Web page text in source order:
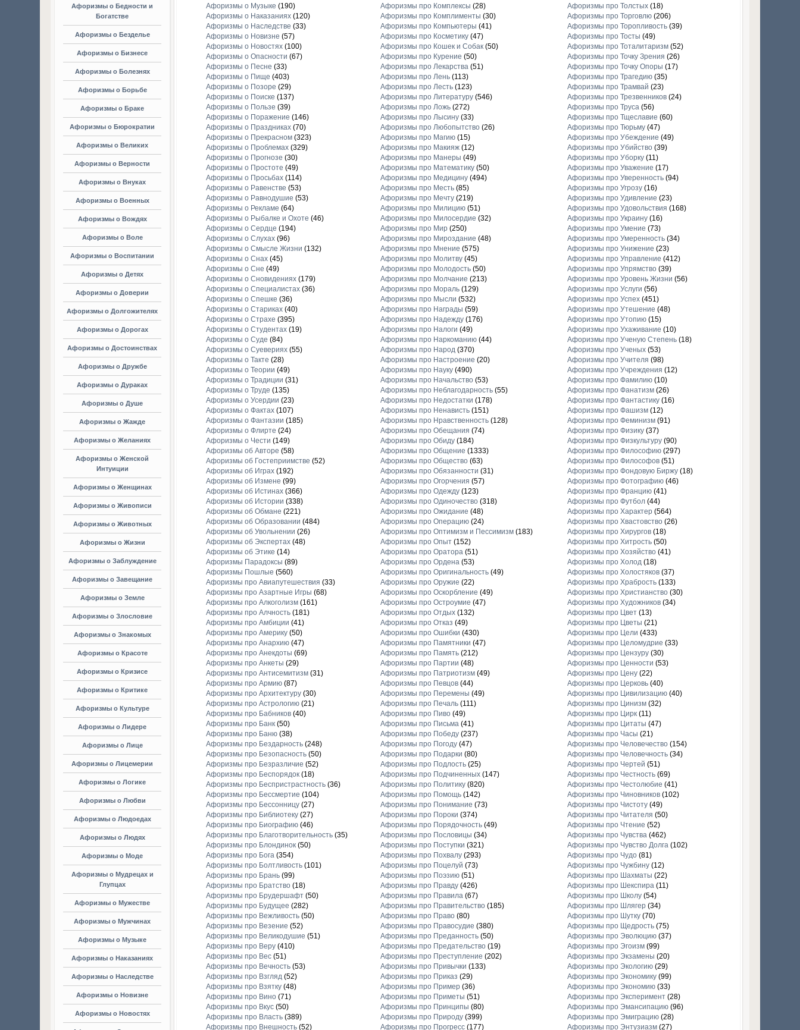
Афоризмы о Бедности и
Богатстве
Афоризмы о Безделье
Афоризмы о Бизнесе
Афоризмы о Болезнях
Афоризмы о Борьбе
Афоризмы о Браке
Афоризмы о Бюрократии
Афоризмы о Великих
Афоризмы о Верности
Афоризмы о Внуках
Афоризмы о Военных
Афоризмы о Вождях
Афоризмы о Воле
Афоризмы о Воспитании
Афоризмы о Детях
Афоризмы о Доверии
Афоризмы о Долгожителях
Афоризмы о Дорогах
Афоризмы о Достоинствах
Афоризмы о Дружбе
Афоризмы о Дураках
Афоризмы о Душе
Афоризмы о Жажде
Афоризмы о Желаниях
Афоризмы о Женской
Интуиции
Афоризмы о Женщинах
Афоризмы о Живописи
Афоризмы о Животных
Афоризмы о Жизни
Афоризмы о Заблуждение
Афоризмы о Завещание
Афоризмы о Земле
Афоризмы о Злословие
Афоризмы о Знакомых
Афоризмы о Красоте
Афоризмы о Кризисе
Афоризмы о Критике
Афоризмы о Культуре
Афоризмы о Лидере
Афоризмы о Лице
Афоризмы о Лицемерии
Афоризмы о Логике
Афоризмы о Любви
Афоризмы о Людоедах
Афоризмы о Людях
Афоризмы о Моде
Афоризмы о Мудрецах и
Глупцах
Афоризмы о Мужестве
Афоризмы о Мужчинах
Афоризмы о Музыке
Афоризмы о Наказаниях
Афоризмы о Наследстве
Афоризмы о Новизне
Афоризмы о Новостях
Афоризмы о Музыке (190)
Афоризмы о Наказаниях(120)
Афоризмы о Наследстве (33)
Афоризмы о Новизне (57)
Афоризмы о Новостях(100)
Афоризмы о Опасности (67)
Афоризмы о Песне (33)
Афоризмы о Пище (403)
Афоризмы о Позоре (29)
Афоризмы о Поиске (137)
Афоризмы о Пользе (39)
Афоризмы о Поражение (146)
Афоризмы о Праздниках(70)
Афоризмы о Прекрасном(323)
Афоризмы о Проблемах(329)
Афоризмы о Прогнозе (30)
Афоризмы о Простоте (49)
Афоризмы о Просьбах(114)
Афоризмы о Равенстве (53)
Афоризмы о Равнодушие (53)
Афоризмы о Рекламе (64)
Афоризмы о Рыбалке и Охоте (46)
Афоризмы о Сердце (194)
Афоризмы о Слухах(96)
Афоризмы о Смысле Жизни (132)
Афоризмы о Снах(45)
Афоризмы о Сне (49)
Афоризмы о Сновидениях(179)
Афоризмы о Специалистах(36)
Афоризмы о Спешке (36)
Афоризмы о Стариках(40)
Афоризмы о Страхе (395)
Афоризмы о Студентах(19)
Афоризмы о Суде (84)
Афоризмы о Суевериях(55)
Афоризмы о Такте (28)
Афоризмы о Теории (49)
Афоризмы о Традиции (31)
Афоризмы о Труде (135)
Афоризмы о Усердии (23)
Афоризмы о Фактах(107)
Афоризмы о Фантазии (185)
Афоризмы о Флирте (24)
Афоризмы о Чести (149)
Афоризмы об Авторе (58)
Афоризмы об Гостеприимстве (52)
Афоризмы об Играх(192)
Афоризмы об Измене (99)
Афоризмы об Истинах(366)
Афоризмы об Истории (338)
Афоризмы об Обмане (221)
Афоризмы об Образовании (484)
Афоризмы об Увольнении (26)
Афоризмы об Экспертах(48)
Афоризмы об Этике (14)
Афоризмы Парадоксы (89)
Афоризмы Пошлые (560)
Афоризмы про Авиапутешествия (33)
Афоризмы про Азартные Игры (68)
Афоризмы про Алкоголизм(161)
Афоризмы про Алчность(181)
Афоризмы про Амбиции (41)
Афоризмы про Америку(50)
Афоризмы про Анархию(47)
Афоризмы про Анекдоты (69)
Афоризмы про Анкеты (29)
Афоризмы про Антисемитизм(31)
Афоризмы про Армию(87)
Афоризмы про Архитектуру(30)
Афоризмы про Астрологию(21)
Афоризмы про Бабников(40)
Афоризмы про Банк(50)
Афоризмы про Баню(38)
Афоризмы про Бездарность(248)
Афоризмы про Безопасность(50)
Афоризмы про Безразличие (52)
Афоризмы про Беспорядок(18)
Афоризмы про Беспристрастность(36)
Афоризмы про Бессмертие (104)
Афоризмы про Бессонницу(27)
Афоризмы про Библиотеку(27)
Афоризмы про Биографию(46)
Афоризмы про Благотворительность(35)
Афоризмы про Блондинок(50)
Афоризмы про Бога(354)
Афоризмы про Болтливость(101)
Афоризмы про Брань(99)
Афоризмы про Братство(18)
Афоризмы про Брудершафт(50)
Афоризмы про Будущее (282)
Афоризмы про Вежливость(50)
Афоризмы про Везение (52)
Афоризмы про Великодушие (51)
Афоризмы про Веру(410)
Афоризмы про Вес(51)
Афоризмы про Вечность(53)
Афоризмы про Взгляд(52)
Афоризмы про Взятку(48)
Афоризмы про Вино(71)
Афоризмы про Вкус(50)
Афоризмы про Власть(389)
Афоризмы про Внешность(52)
Афоризмы про Комплексы (28)
Афоризмы про Комплименты (30)
Афоризмы про Компьютеры (41)
Афоризмы про Косметику(47)
Афоризмы про Кошек и Собак(50)
Афоризмы про Курение (50)
Афоризмы про Лекарства(51)
Афоризмы про Лень(113)
Афоризмы про Лесть(123)
Афоризмы про Литературу(546)
Афоризмы про Ложь(272)
Афоризмы про Лысину(33)
Афоризмы про Любопытство(26)
Афоризмы про Магию(15)
Афоризмы про Макияж(12)
Афоризмы про Манеры (49)
Афоризмы про Математику(50)
Афоризмы про Медицину(494)
Афоризмы про Месть(85)
Афоризмы про Мечту(219)
Афоризмы про Милицию(51)
Афоризмы про Милосердие (32)
Афоризмы про Мир(250)
Афоризмы про Мироздание (48)
Афоризмы про Мнение (575)
Афоризмы про Молитву(45)
Афоризмы про Молодость(50)
Афоризмы про Молчание (213)
Афоризмы про Мораль(129)
Афоризмы про Мысли (532)
Афоризмы про Награды (59)
Афоризмы про Надежду(176)
Афоризмы про Налоги (49)
Афоризмы про Наркоманию(44)
Афоризмы про Народ(370)
Афоризмы про Настроение (20)
Афоризмы про Науку(490)
Афоризмы про Начальство(53)
Афоризмы про Неблагодарность(55)
Афоризмы про Недостатки (178)
Афоризмы про Ненависть(151)
Афоризмы про Нравственность(128)
Афоризмы про Обещания (74)
Афоризмы про Обиду(184)
Афоризмы про Общение (1333)
Афоризмы про Общество(63)
Афоризмы про Обязанности (31)
Афоризмы про Огорчения (57)
Афоризмы про Одежду(123)
Афоризмы про Одиночество(318)
Афоризмы про Ожидание (48)
Афоризмы про Операцию(24)
Афоризмы про Оптимизм и Пессимизм(183)
Афоризмы про Опыт(152)
Афоризмы про Оратора(51)
Афоризмы про Ордена(53)
Афоризмы про Оригинальность(49)
Афоризмы про Оружие (22)
Афоризмы про Оскорбление (49)
Афоризмы про Остроумие (47)
Афоризмы про Отдых(132)
Афоризмы про Отказ (49)
Афоризмы про Ошибки (430)
Афоризмы про Памятники (47)
Афоризмы про Память(212)
Афоризмы про Партии (48)
Афоризмы про Патриотизм(49)
Афоризмы про Певцов(44)
Афоризмы про Перемены (49)
Афоризмы про Печаль(111)
Афоризмы про Пиво(49)
Афоризмы про Письма(41)
Афоризмы про Победу(237)
Афоризмы про Погоду(47)
Афоризмы про Подарки (80)
Афоризмы про Подлость(25)
Афоризмы про Подчиненных(147)
Афоризмы про Политику(820)
Афоризмы про Помощь(142)
Афоризмы про Понимание (73)
Афоризмы про Пороки (374)
Афоризмы про Порядочность(49)
Афоризмы про Пословицы (34)
Афоризмы про Поступки (321)
Афоризмы про Похвалу(293)
Афоризмы про Поцелуй (73)
Афоризмы про Поэзию(51)
Афоризмы про Правду(426)
Афоризмы про Правила(67)
Афоризмы про Правительство(185)
Афоризмы про Право(80)
Афоризмы про Правосудие (380)
Афоризмы про Преданность(50)
Афоризмы про Предательство(19)
Афоризмы про Преступление (202)
Афоризмы про Привычки (133)
Афоризмы про Приказ (29)
Афоризмы про Пример(36)
Афоризмы про Приметы (51)
Афоризмы про Принципы (80)
Афоризмы про Природу(399)
Афоризмы про Прогресс(177)
Афоризмы про Толстых(18)
Афоризмы про Торговлю(206)
Афоризмы про Торопливость(39)
Афоризмы про Тосты (49)
Афоризмы про Тоталитаризм(52)
Афоризмы про Точку Зрения (26)
Афоризмы про Точку Опоры (17)
Афоризмы про Трагедию(35)
Афоризмы про Трамвай (23)
Афоризмы про Трезвенников(24)
Афоризмы про Труса(56)
Афоризмы про Тщеславие (60)
Афоризмы про Тюрьму(47)
Афоризмы про Убеждение (49)
Афоризмы про Убийство(39)
Афоризмы про Уборку(11)
Афоризмы про Уважение (17)
Афоризмы про Уверенность(94)
Афоризмы про Угрозу(16)
Афоризмы про Удивление (23)
Афоризмы про Удовольствия (168)
Афоризмы про Украину(16)
Афоризмы про Умение (73)
Афоризмы про Умеренность(34)
Афоризмы про Унижение (23)
Афоризмы про Управление (412)
Афоризмы про Упрямство(39)
Афоризмы про Уровень Жизни (56)
Афоризмы про Услуги (56)
Афоризмы про Успех(451)
Афоризмы про Утешение (48)
Афоризмы про Утопию(15)
Афоризмы про Ухаживание (10)
Афоризмы про Ученую Степень(18)
Афоризмы про Ученых(53)
Афоризмы про Учителя (98)
Афоризмы про Учреждения (12)
Афоризмы про Фамилию(10)
Афоризмы про Фанатизм(26)
Афоризмы про Фантастику(16)
Афоризмы про Фашизм(12)
Афоризмы про Феминизм(91)
Афоризмы про Физику(37)
Афоризмы про Физкультуру(90)
Афоризмы про Философию(297)
Афоризмы про Философов(51)
Афоризмы про Фондовую Биржу(18)
Афоризмы про Фотографию(46)
Афоризмы про Францию(41)
Афоризмы про Футбол(44)
Афоризмы про Характер(564)
Афоризмы про Хвастовство(26)
Афоризмы про Хирургов(18)
Афоризмы про Хитрость(50)
Афоризмы про Хозяйство(41)
Афоризмы про Холод(18)
Афоризмы про Холостяков(37)
Афоризмы про Храбрость(133)
Афоризмы про Христианство(30)
Афоризмы про Художников(34)
Афоризмы про Цвет(13)
Афоризмы про Цветы (21)
Афоризмы про Цели (433)
Афоризмы про Целомудрие (33)
Афоризмы про Цензуру(30)
Афоризмы про Ценности (53)
Афоризмы про Цену(22)
Афоризмы про Церковь(40)
Афоризмы про Цивилизацию(40)
Афоризмы про Цинизм(32)
Афоризмы про Цирк(11)
Афоризмы про Цитаты (47)
Афоризмы про Часы (21)
Афоризмы про Человечество(154)
Афоризмы про Человечность(34)
Афоризмы про Чертей (51)
Афоризмы про Честность(69)
Афоризмы про Честолюбие (41)
Афоризмы про Чиновников(102)
Афоризмы про Чистоту(49)
Афоризмы про Читателя (50)
Афоризмы про Чтение (52)
Афоризмы про Чувства(462)
Афоризмы про Чувство Долга(102)
Афоризмы про Чудо(81)
Афоризмы про Чужбину(12)
Афоризмы про Шахматы (22)
Афоризмы про Шекспира(11)
Афоризмы про Школу(54)
Афоризмы про Шлягер(34)
Афоризмы про Шутку(70)
Афоризмы про Щедрость(75)
Афоризмы про Эволюцию(37)
Афоризмы про Эгоизм(99)
Афоризмы про Экзамены (20)
Афоризмы про Экологию(29)
Афоризмы про Экономику(99)
Афоризмы про Экономию(33)
Афоризмы про Эксперимент(28)
Афоризмы про Эмансипацию(96)
Афоризмы про Эмиграцию(28)
Афоризмы про Энтузиазм(27)